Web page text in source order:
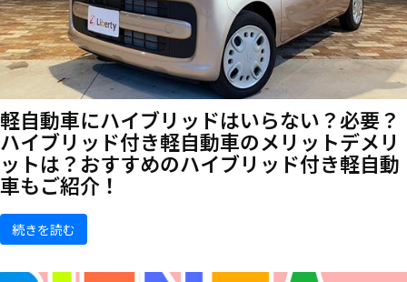
軽自動車にハイブリッドはいらない？必要？
ハイブリッド付き軽自動車のメリットデメリ
ットは？おすすめのハイブリッド付き軽自動
車もご紹介！
続きを読む